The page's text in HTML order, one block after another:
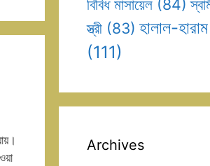
বিবিধ মাসায়েল (84)
স্ত্রী (83) হালাল-হারাম
(111)
Archives